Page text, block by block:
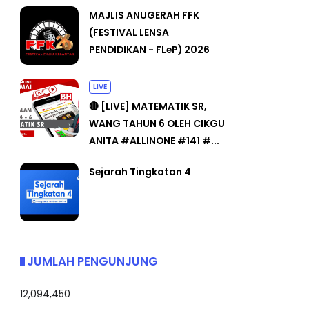
MAJLIS ANUGERAH FFK
(FESTIVAL LENSA
PENDIDIKAN - FLeP) 2026
LIVE
🔴 [LIVE] MATEMATIK SR,
WANG TAHUN 6 OLEH CIKGU
ANITA #ALLINONE #141 #...
Sejarah Tingkatan 4
JUMLAH PENGUNJUNG
12,094,450